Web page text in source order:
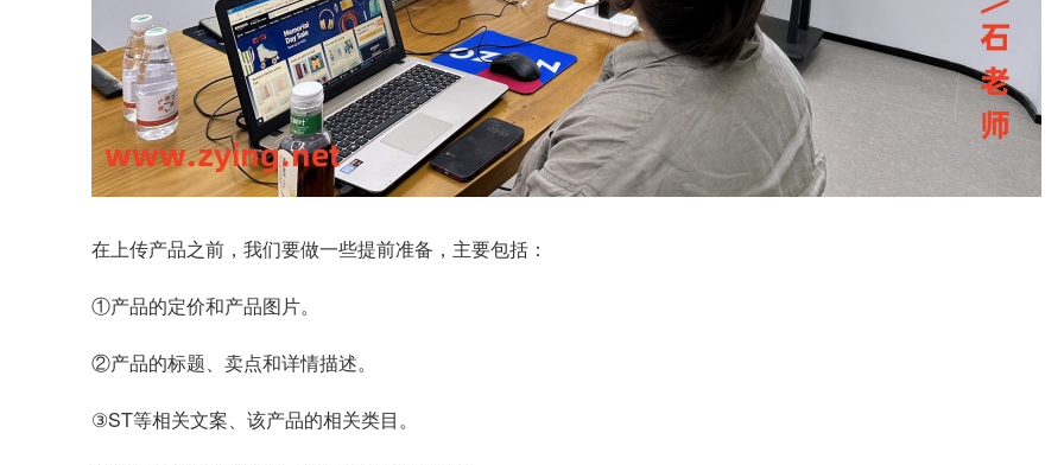
在上传产品之前，我们要做一些提前准备，主要包括：
①产品的定价和产品图片。
②产品的标题、卖点和详情描述。
③ST等相关文案、该产品的相关类目。